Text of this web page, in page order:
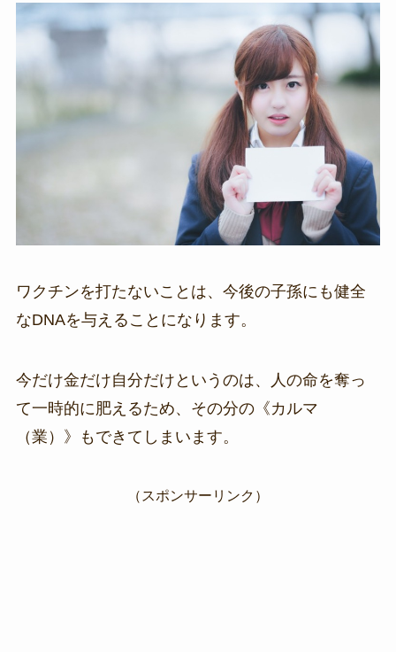
ワクチンを打たないことは、今後の子孫にも健全
なDNAを与えることになります。
今だけ金だけ自分だけというのは、人の命を奪っ
て一時的に肥えるため、その分の《カルマ
（業）》もできてしまいます。
（スポンサーリンク）